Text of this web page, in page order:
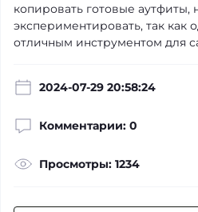
копировать готовые аутфиты,
экспериментировать, так как
отличным инструментом для
2024-07-29 20:58:24
Комментарии: 0
Просмотры: 1234